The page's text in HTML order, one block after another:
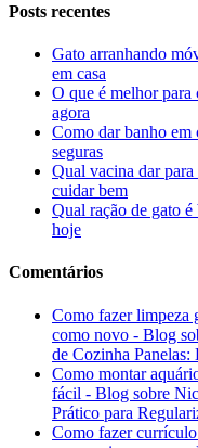
Posts recentes
Gato arranhando
em casa
O que é melhor para
agora
Como dar banho em
seguras
Qual vacina dar para
cuidar bem
Qual ração de gato
hoje
Comentários
Como fazer limpeza
como novo - Blog
de Cozinha Panelas:
Como montar
fácil - Blog sobre
Prático para
Como fazer